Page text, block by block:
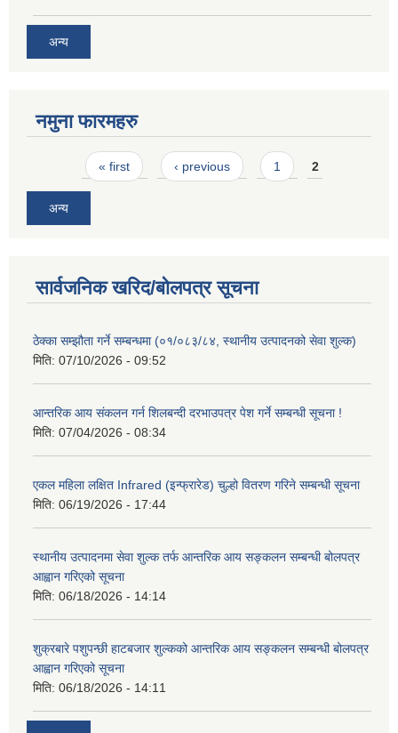
अन्य
नमुना फारमहरु
Pages« first ‹ previous 1 2
अन्य
सार्वजनिक खरिद/बोलपत्र सूचना
ठेक्का सम्झौता गर्ने सम्बन्धमा (०१/०८३/८४, स्थानीय उत्पादनको सेवा शुल्क)
मिति: 07/10/2026 - 09:52
आन्तरिक आय संकलन गर्न शिलबन्दी दरभाउपत्र पेश गर्ने सम्बन्धी सूचना !
मिति: 07/04/2026 - 08:34
एकल महिला लक्षित Infrared (इन्फ्रारेड) चुल्हो वितरण गरिने सम्बन्धी सूचना
मिति: 06/19/2026 - 17:44
स्थानीय उत्पादनमा सेवा शुल्क तर्फ आन्तरिक आय सङ्कलन सम्बन्धी बोलपत्र
आह्वान गरिएको सूचना
मिति: 06/18/2026 - 14:14
शुक्रबारे पशुपन्छी हाटबजार शुल्कको आन्तरिक आय सङ्कलन सम्बन्धी बोलपत्र
आह्वान गरिएको सूचना
मिति: 06/18/2026 - 14:11